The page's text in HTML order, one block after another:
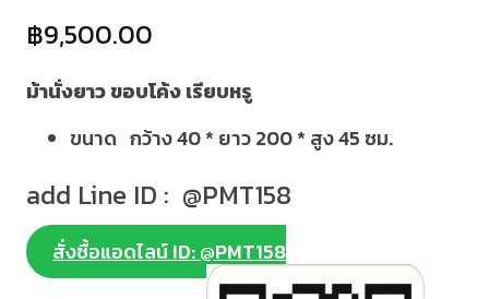
฿9,500.00
ม้านั่งยาว ขอบโค้ง เรียบหรู
ขนาด กว้าง 40 * ยาว 200 * สูง 45 ซม.
add Line ID : @PMT158
สั่งซื้อแอดไลน์ ID: @PMT158